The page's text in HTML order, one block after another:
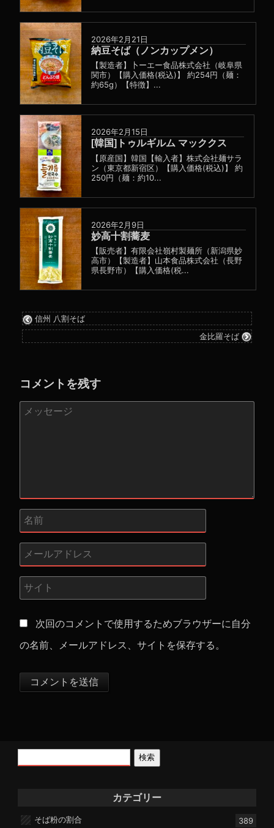
2026年2月21日
納豆そば（ノンカップメン）
【製造者】卜ーエー食品株式会社（岐阜県
関市）【購入価格(税込)】 約254円（麺：
約65g）【特徴】...
2026年2月15日
[韓国]トゥルギルム マッククス
【原産国】韓国【輸入者】株式会社麺サラ
ン（東京都新宿区）【購入価格(税込)】 約
250円（麺：約10...
2026年2月9日
妙高十割蕎麦
【販売者】有限会社嶺村製麺所（新潟県妙
高市）【製造者】山本食品株式会社（長野
県長野市）【購入価格(税...
信州 八割そば
金比羅そば
コメントを残す
次回のコメントで使用するためブラウザーに自分
の名前、メールアドレス、サイトを保存する。
検索
カテゴリー
そば粉の割合
389